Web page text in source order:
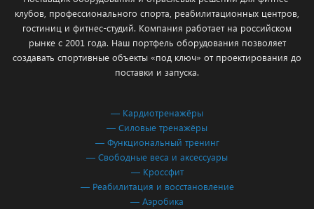
клубов, профессионального спорта, реабилитационных центров,
гостиниц и фитнес-студий. Компания работает на российском
рынке с 2001 года. Наш портфель оборудования позволяет
создавать спортивные объекты «под ключ» от проектирования до
поставки и запуска.
— Кардиотренажёры
— Силовые тренажёры
— Функциональный тренинг
— Свободные веса и аксессуары
— Кроссфит
— Реабилитация и восстановление
— Аэробика